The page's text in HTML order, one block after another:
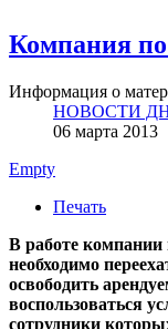
Компания по
Информация о
НОВОСТИ
06 марта 2013
Empty
Печать
В работе компании
необходимо
освободить
воспользоваться
сотрудники